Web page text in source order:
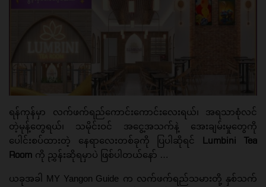
ရန်ကုန်မှာ လက်ဖက်ရည်ကောင်းကောင်းလေးရယ်၊ အရသာစုံလင်
တဲ့မုန့်တွေရယ်၊ သမိုင်းဝင် အငွေ့အသက်နဲ့ အေးချမ်းမှုတွေကို
ပေါင်းစပ်ထားတဲ့ နေရာလေးတစ်ခုကို ပြပါဆိုရင် Lumbini Tea
Room ကို ညွှန်းဆိုရမှာပဲ ဖြစ်ပါတယ်နော် …
ယခုအခါ MY Yangon Guide က လက်ဖက်ရည်သမားတို့ နှစ်သက်